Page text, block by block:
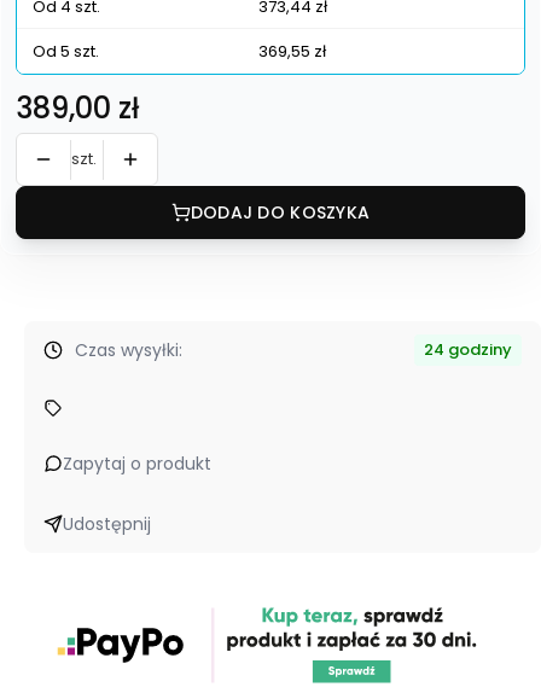
Od 4 szt.
373,44 zł
Od 5 szt.
369,55 zł
Cena
389,00 zł
szt.
DODAJ DO KOSZYKA
Czas wysyłki: 24 godziny
Zapytaj o produkt
Udostępnij